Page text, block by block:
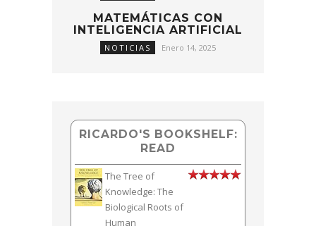
MATEMÁTICAS CON
INTELIGENCIA ARTIFICIAL
NOTICIAS Enero 14, 2025
RICARDO'S BOOKSHELF:
READ
The Tree of
Knowledge: The
Biological Roots of
Human